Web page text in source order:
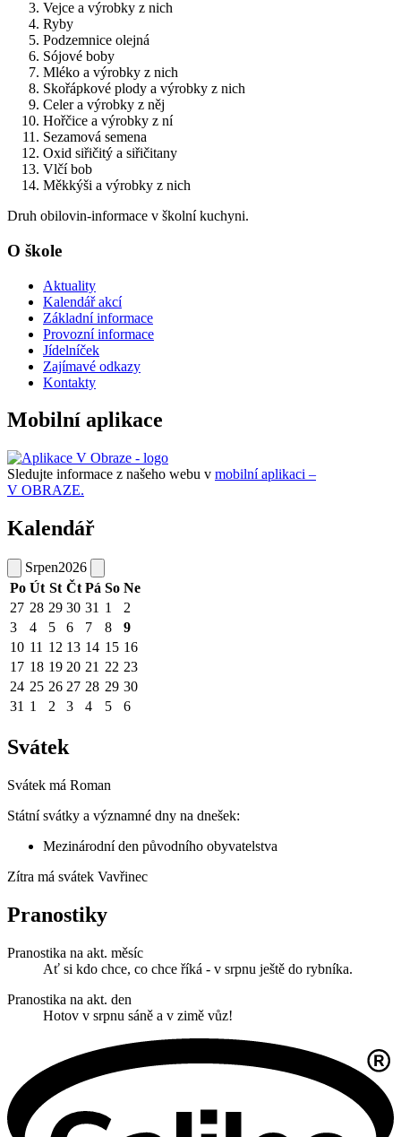
Vejce a výrobky z nich
Ryby
Podzemnice olejná
Sójové boby
Mléko a výrobky z nich
Skořápkové plody a výrobky z nich
Celer a výrobky z něj
Hořčice a výrobky z ní
Sezamová semena
Oxid siřičitý a siřičitany
Vlčí bob
Měkkýši a výrobky z nich
Druh obilovin-informace v školní kuchyni.
O škole
Aktuality
Kalendář akcí
Základní informace
Provozní informace
Jídelníček
Zajímavé odkazy
Kontakty
Mobilní aplikace
Sledujte informace z našeho webu v mobilní aplikaci –
V OBRAZE.
Kalendář
Srpen2026
Po Út St Čt Pá So Ne
27 28 29 30 31 1
2
3
4 5 6 7 8
9
10 11 12 13 14 15 16
17 18 19 20 21 22 23
24 25 26 27 28 29 30
31 1 2 3 4 5 6
Svátek
Svátek má Roman
Státní svátky a významné dny na dnešek:
Mezinárodní den původního obyvatelstva
Zítra má svátek Vavřinec
Pranostiky
Pranostika na akt. měsíc
Ať si kdo chce, co chce říká - v srpnu ještě do rybníka.
Pranostika na akt. den
Hotov v srpnu sáně a v zimě vůz!